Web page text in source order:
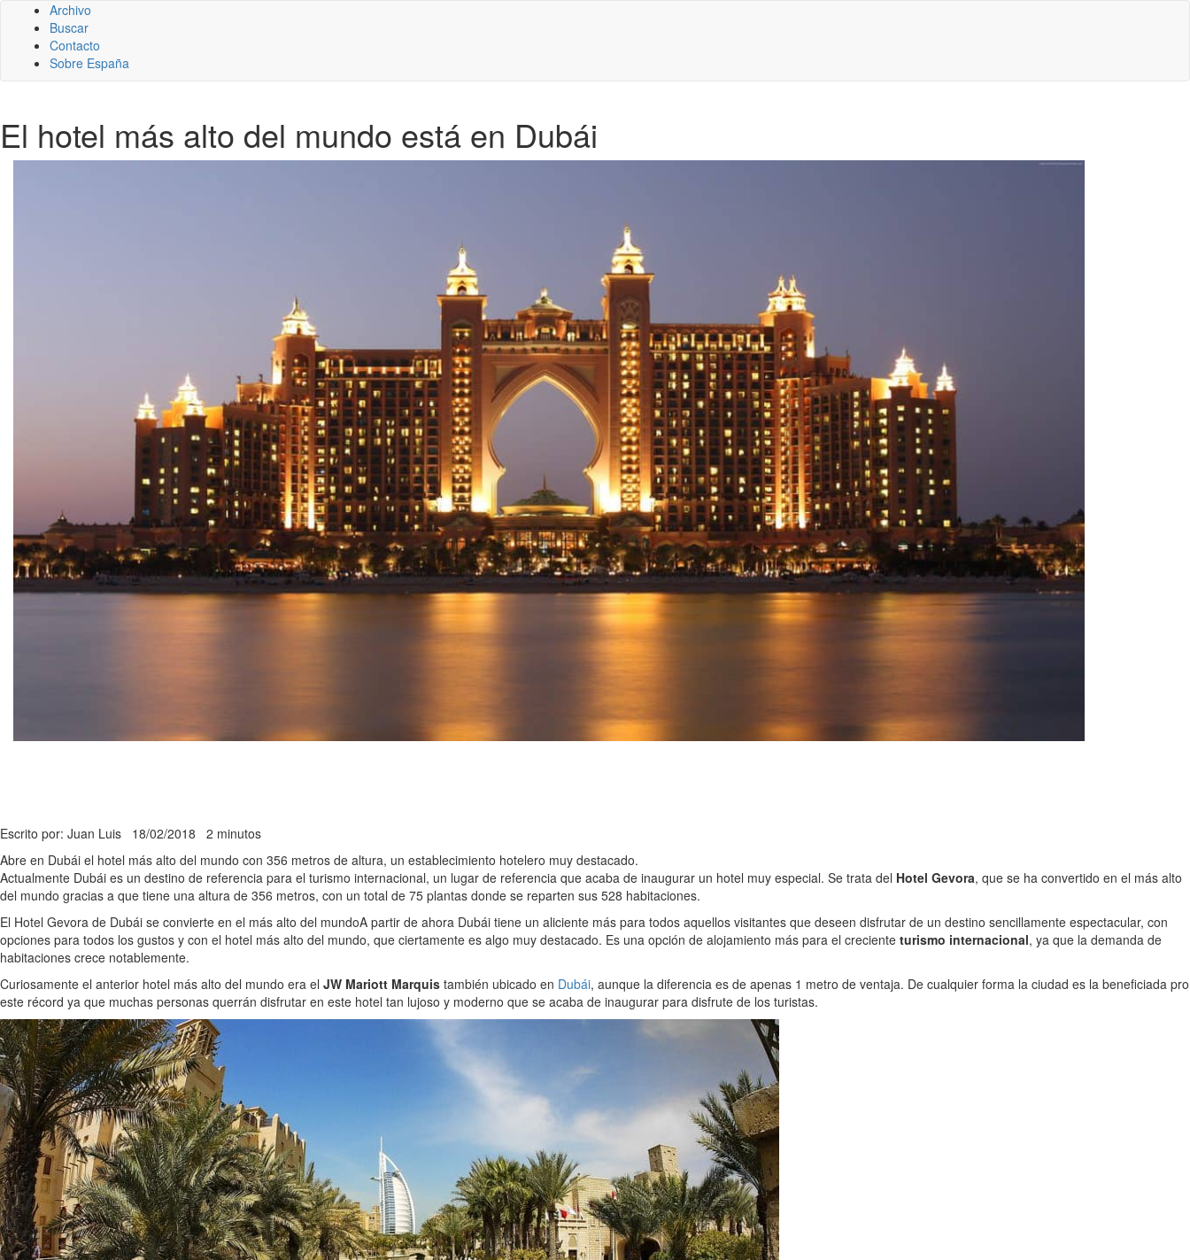
Archivo
Buscar
Contacto
Sobre España
El hotel más alto del mundo está en Dubái
Escrito por: Juan Luis 18/02/2018 2 minutos
Abre en Dubái el hotel más alto del mundo con 356 metros de altura, un establecimiento hotelero muy destacado.
Actualmente Dubái es un destino de referencia para el turismo internacional, un lugar de referencia que acaba de inaugurar un hotel muy especial. Se trata del Hotel Gevora, que se ha convertido en el más alto
del mundo gracias a que tiene una altura de 356 metros, con un total de 75 plantas donde se reparten sus 528 habitaciones.
El Hotel Gevora de Dubái se convierte en el más alto del mundoA partir de ahora Dubái tiene un aliciente más para todos aquellos visitantes que deseen disfrutar de un destino sencillamente espectacular, con
opciones para todos los gustos y con el hotel más alto del mundo, que ciertamente es algo muy destacado. Es una opción de alojamiento más para el creciente turismo internacional, ya que la demanda de
habitaciones crece notablemente.
Curiosamente el anterior hotel más alto del mundo era el JW Mariott Marquis también ubicado en Dubái, aunque la diferencia es de apenas 1 metro de ventaja. De cualquier forma la ciudad es la beneficiada pro
este récord ya que muchas personas querrán disfrutar en este hotel tan lujoso y moderno que se acaba de inaugurar para disfrute de los turistas.